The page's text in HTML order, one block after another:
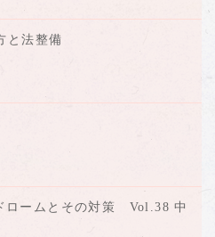
と法整備
ロームとその対策 Vol.38 中